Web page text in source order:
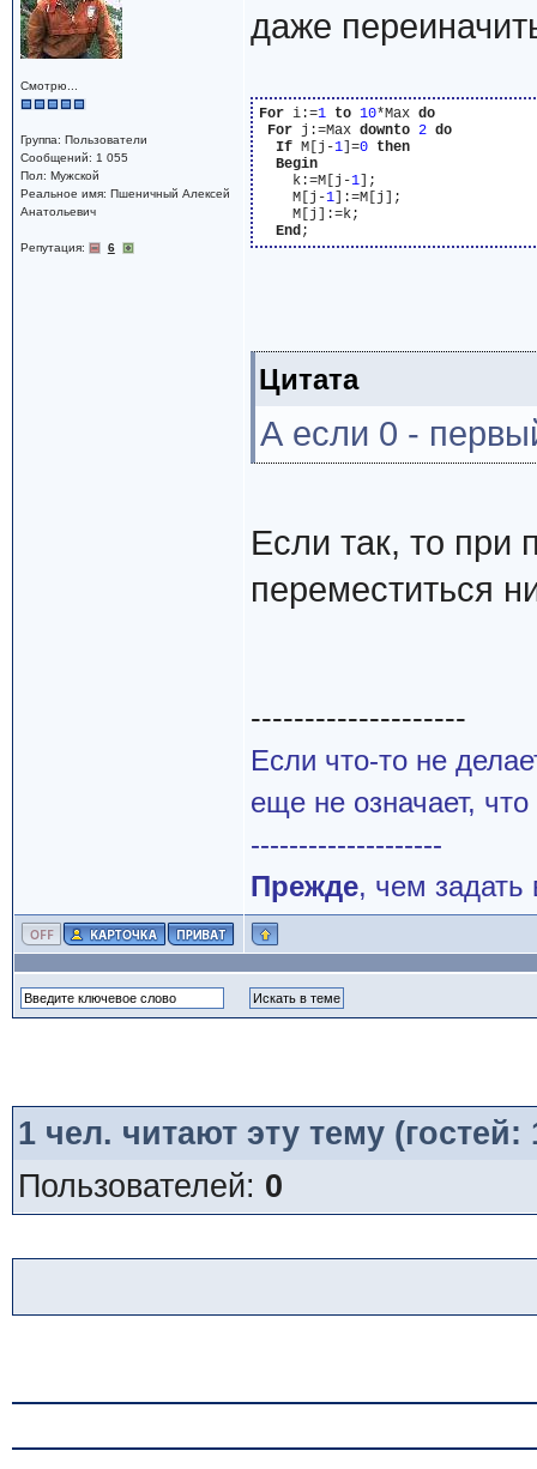
Смотрю...
Группа: Пользователи
Сообщений: 1 055
Пол: Мужской
Реальное имя: Пшеничный Алексей
Анатольевич
Репутация: 6
даже
For i:=1 to 10*Max do
For j:=Max downto 2 do
If M[j-1]=0 then
Begin
    k:=M[j-
1];
    M[j-
1]:=M[j];
    M[j]:=k;
End
Цитата
А если 0 -
Если так, то при
переместиться
--------------------
Если что-то не
еще не означает,
--------------------
Прежде, чем задать
1чел. читают эту тему
Пользователей: 0